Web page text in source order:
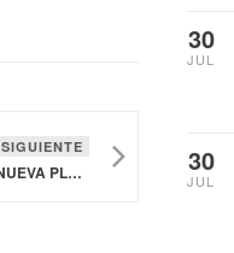
SIGUIENTE
LILLY PLANEA CONSTRUIR UNA NUEVA PLANTA PARA AUMENTAR SU CAPACIDAD DE FABRICACIÓN DE MEDICAMENTOS ORALES EN EUROPA
30
JUL
30
JUL